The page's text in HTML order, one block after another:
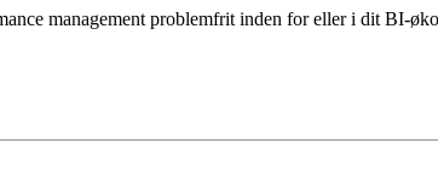
management problemfrit inden for eller i dit BI-